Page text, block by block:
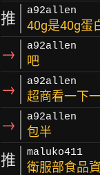
推 a92allen
40g是40g蛋
→ a92allen
吧
→ a92allen
超商看一下
→ a92allen
包半
推 maluko411
衛服部食品